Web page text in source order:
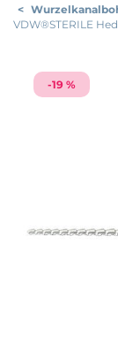
<
VDW®STERILE
-19 %